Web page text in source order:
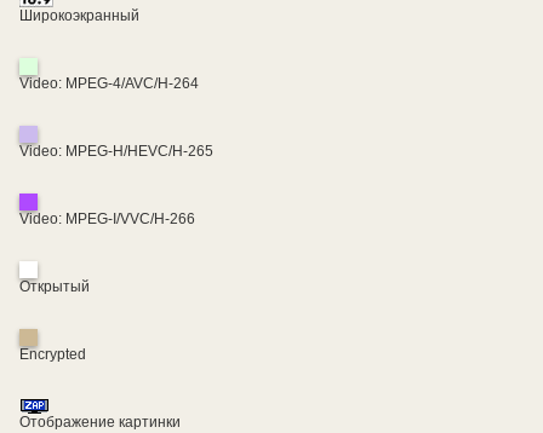
Широкоэкранный
Video: MPEG-4/AVC/H-264
Video: MPEG-H/HEVC/H-265
Video: MPEG-I/VVC/H-266
Открытый
Encrypted
Отображение картинки